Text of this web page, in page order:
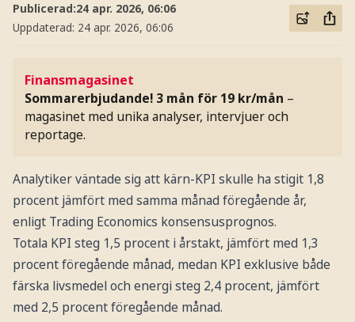
Publicerad:24 apr. 2026, 06:06
Uppdaterad: 24 apr. 2026, 06:06
Finansmagasinet
Sommarerbjudande! 3 mån för 19 kr/mån –
magasinet med unika analyser, intervjuer och
reportage.
Analytiker väntade sig att kärn-KPI skulle ha stigit 1,8
procent jämfört med samma månad föregående år,
enligt Trading Economics konsensusprognos.
Totala KPI steg 1,5 procent i årstakt, jämfört med 1,3
procent föregående månad, medan KPI exklusive både
färska livsmedel och energi steg 2,4 procent, jämfört
med 2,5 procent föregående månad.